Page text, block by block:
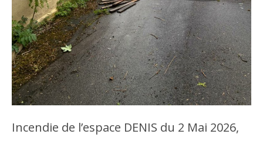
Incendie de l’espace DENIS du 2 Mai 2026,